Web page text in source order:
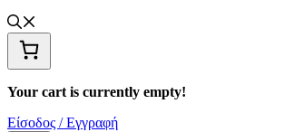
Your cart is currently empty!
Είσοδος / Εγγραφή